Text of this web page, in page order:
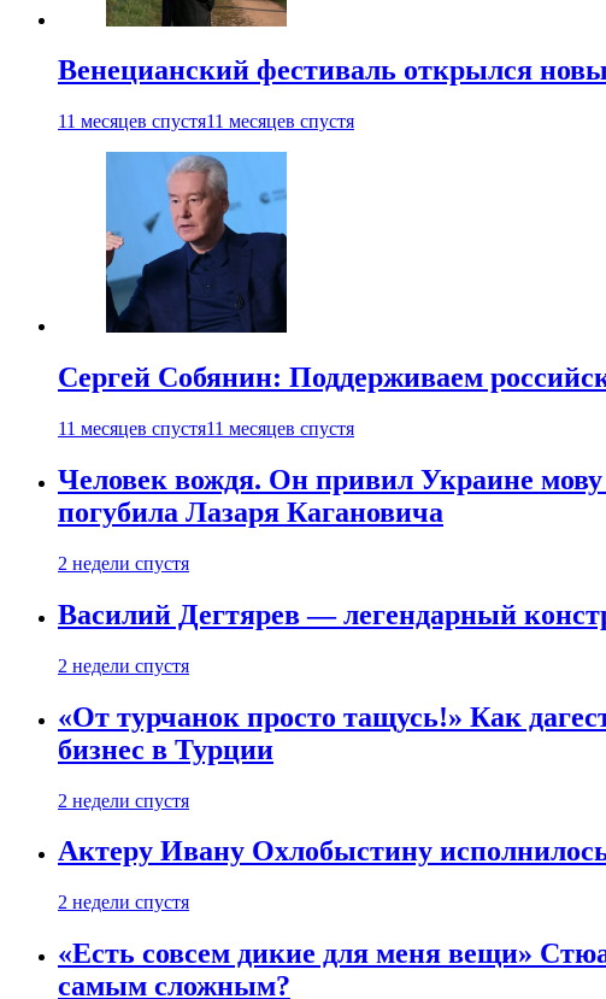
Венецианский фестиваль открылся
11 месяцев спустя11 месяцев спустя
Сергей Собянин: Поддерживаем
11 месяцев спустя11 месяцев спустя
Человек вождя. Он привил Украине
погубила Лазаря Кагановича
2 недели спустя
Василий Дегтярев — легендарный
2 недели спустя
«От турчанок просто тащусь!» Как
бизнес в Турции
2 недели спустя
Актеру Ивану Охлобыстину
2 недели спустя
«Есть совсем дикие для меня вещи»
самым сложным?